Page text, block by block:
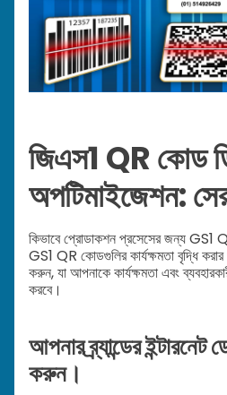
জিএস1 QR কোড
অপটিমাইজেশন:
কিভাবে প্রোডাকশন প্রসেসের জন্য GS1
GS1 QR কোডগুলির কার্যক্ষমতা বৃদ্ধি
করুন, যা আপনাকে কার্যক্ষমতা এবং
করবে।
আপনার ব্র্যান্ডের ইন্টারনেট
করুন।